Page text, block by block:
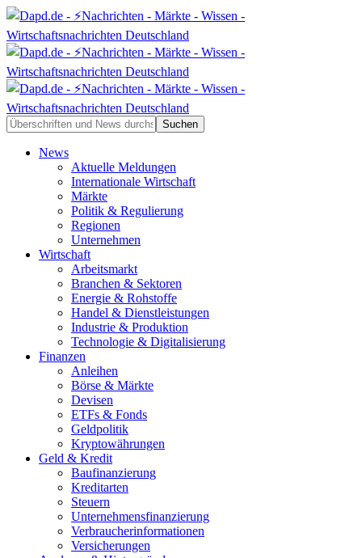
News
Aktuelle Meldungen
Internationale Wirtschaft
Märkte
Politik & Regulierung
Regionen
Unternehmen
Wirtschaft
Arbeitsmarkt
Branchen & Sektoren
Energie & Rohstoffe
Handel & Dienstleistungen
Industrie & Produktion
Technologie & Digitalisierung
Finanzen
Anleihen
Börse & Märkte
Devisen
ETFs & Fonds
Geldpolitik
Kryptowährungen
Geld & Kredit
Baufinanzierung
Kreditarten
Steuern
Unternehmensfinanzierung
Verbraucherinformationen
Versicherungen